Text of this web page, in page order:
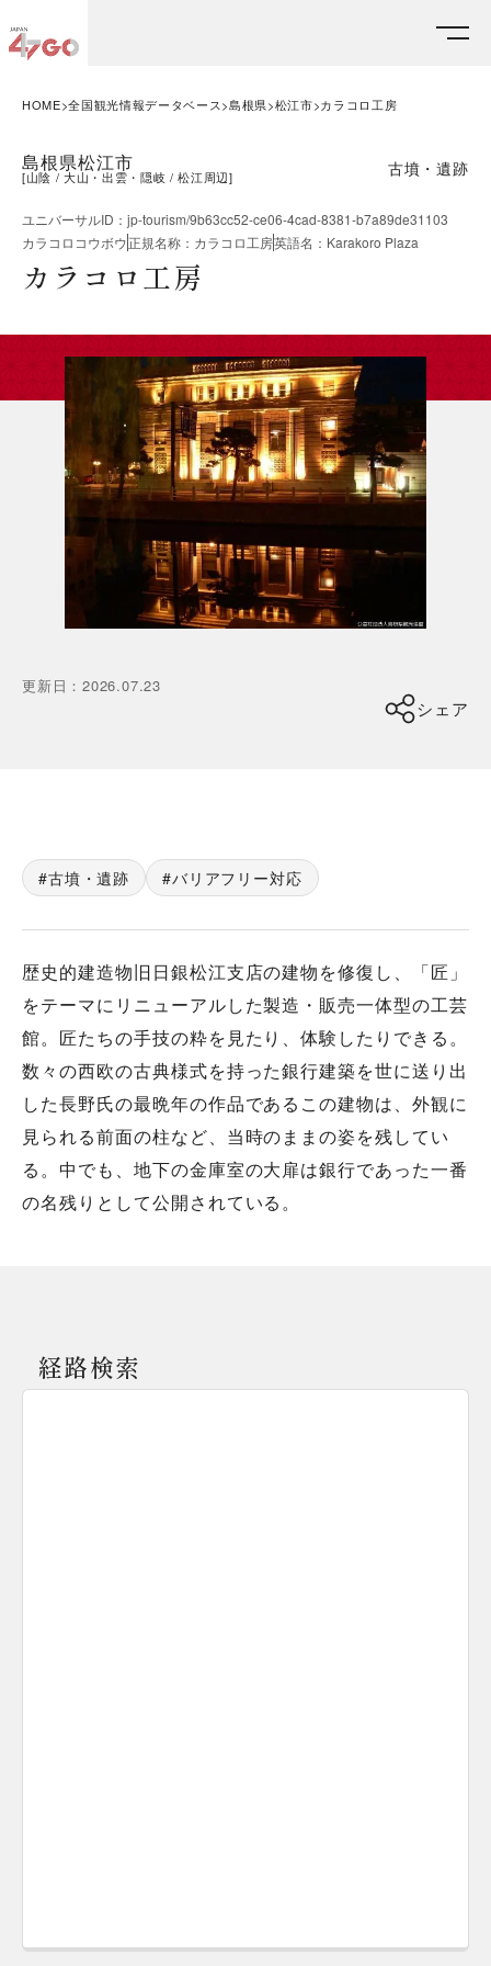
HOME 全国観光情報データベース 島根県 松江市 カラコロ工房
島根県松江市
[山陰 大山・出雲・隠岐 松江周辺] 古墳・遺跡
ユニバーサルID ： jp-tourism/9b63cc52-ce06-4cad-8381-b7a89de31103
カラコロコウボウ正規名称 ： カラコロ工房英語名 ： Karakoro Plaza
カラコロ工房
更新日 ：2026.07.23
シェア
古墳・遺跡 バリアフリー対応
歴史的建造物旧日銀松江支店の建物を修復し、「匠」
をテーマにリニューアルした製造・販売一体型の工芸
館。匠たちの手技の粋を見たり、体験したりできる。
数々の西欧の古典様式を持った銀行建築を世に送り出
した長野氏の最晩年の作品であるこの建物は、外観に
見られる前面の柱など、当時のままの姿を残してい
る。中でも、地下の金庫室の大扉は銀行であった一番
の名残りとして公開されている。
経路検索